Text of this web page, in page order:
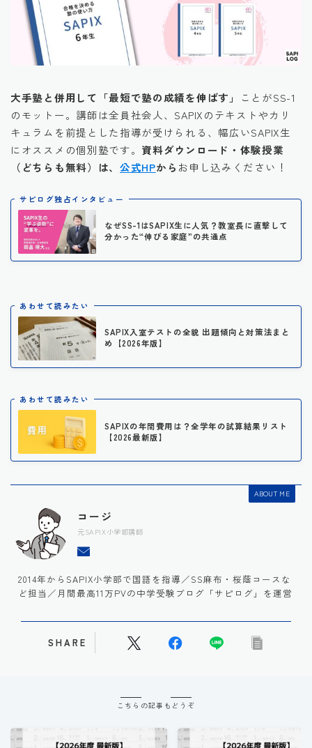
大手塾と併用して「最短で塾の成績を伸ばす」
ことがSS-1
のモットー。講師は全員社会人、SAPIXのテキストやカリ
キュラムを前提とした指導が受けられる、幅広いSAPIX生
にオススメの個別塾です。 資料ダウンロード・体験授業
（どちらも無料）は、 公式HPから お申し込みください！
サピログ独占インタビュー
なぜSS-1はSAPIX生に人気？教室長に直撃して
分かった“伸びる家庭”の共通点
あわせて読みたい
SAPIX入室テストの全貌 出題傾向と対策法まと
め【2026年版】
あわせて読みたい
SAPIXの年間費用は？全学年の試算結果リスト
【2026最新版】
ABOUT ME
コージ
元SAPIX小学部講師
2014年からSAPIX小学部で国語を指導／SS麻布・桜蔭コースな
ど担当／月間最高11万PVの中学受験ブログ「サピログ」を運営
SHARE
こちらの記事もどうぞ